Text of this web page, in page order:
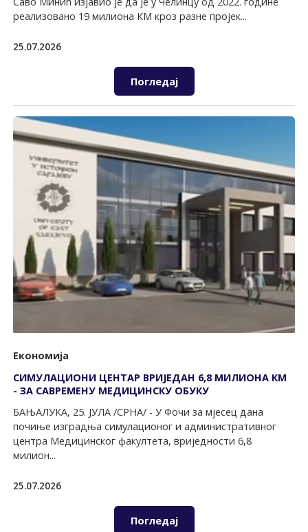
реализовано 19 милиона КМ кроз разне пројек...
25.07.2026
Погледај
Економија
СИМУЛАЦИОНИ ЦЕНТАР ВРИЈЕДАН 6,8 МИЛИОНА КМ
- ЗА САВРЕМЕНУ МЕДИЦИНСКУ ОБУКУ
БАЊАЛУКА, 25. ЈУЛА /СРНА/ - У Фочи за мјесец дана
почиње изградња симулационог и административног
центра Медицинског факултета, вриједности 6,8
милион...
25.07.2026
Погледај